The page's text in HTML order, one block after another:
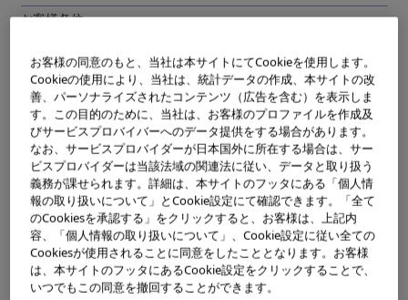
お客様各位
日頃よりオリンパス製品をご愛顧いただきまして、誠にありが
とうございます。
さて、本年2月16日付けで発表させて頂きました、「ズイコーデ
ジタルED150mmF2.0」につきまして、下記のとおり発売時期
ならびに一部仕様の変更をさせていただくこととなりました。
発表させて頂きました内容からの変更となり、たいへんご迷惑
をおかけすることとなり誠に恐縮ですが、変更のほどご承知置
きくださいますよう何卒宜しくお願い申し上げます。なお、発
表時に未定となっておりました希望小売価格につきましても決
定を致しましたので、あわせてご案内申し上げます。何卒宜し
くお願い申し上げます。
お客様の同意のもと、当社は本サイトにてCookieを使用します。
Cookieの使用により、当社は、統計データの作成、本サイトの改
善、パーソナライズされたコンテンツ（広告を含む）を表示しま
す。この目的のために、当社は、お客様のプロファイルを作成及
びサービスプロバイバーへのデータ提供をする場合があります。
なお、サービスプロバイダーが日本国外に所在する場合は、サー
ビスプロバイダーは当該法域の関連法に従い、データと取り扱う
義務が課せられます。詳細は、本サイトのフッタにある「個人情
報の取り扱いについて」とCookie設定にて確認できます。「全て
のCookiesを承認する」をクリックすると、お客様は、上記内
容、「個人情報の取り扱いについて」、Cookie設定に従い全ての
Cookiesが使用されることに同意をしたこととなります。お客様
は、本サイトのフッタにあるCookie設定をクリックすることで、
いつでもこの同意を撤回することができます。